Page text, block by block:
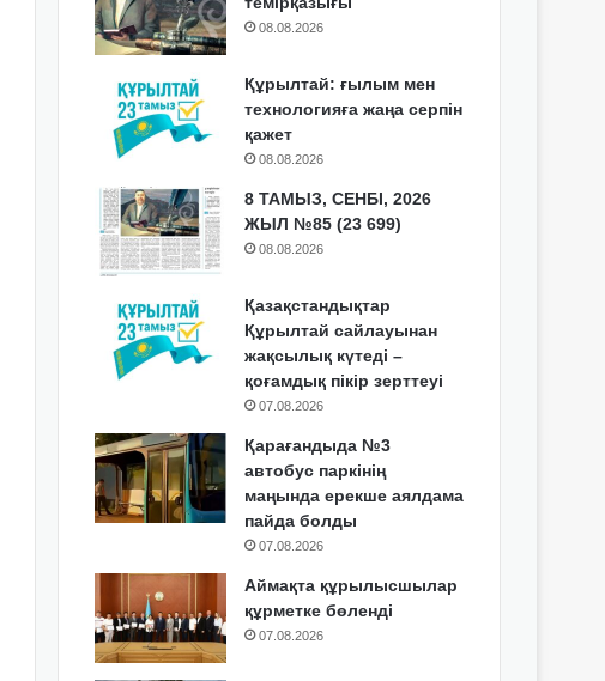
08.08.2026
Құрылтай: ғылым мен
технологияға жаңа серпін
қажет
08.08.2026
8 ТАМЫЗ, СЕНБІ, 2026
ЖЫЛ №85 (23 699)
08.08.2026
Қазақстандықтар
Құрылтай сайлауынан
жақсылық күтеді –
қоғамдық пікір зерттеуі
07.08.2026
Қарағандыда №3
автобус паркінің
маңында ерекше аялдама
пайда болды
07.08.2026
Аймақта құрылысшылар
құрметке бөленді
07.08.2026